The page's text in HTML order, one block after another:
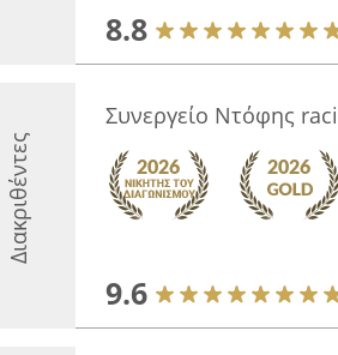
8.8
Διακριθέντες
Συνεργείο Ντόφης
9.6